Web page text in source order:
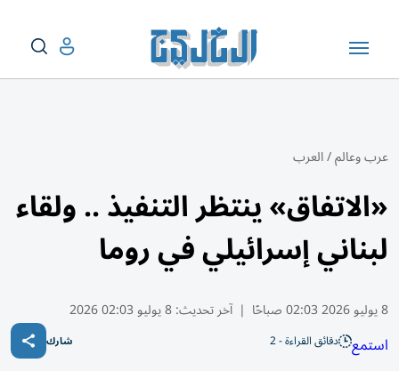
عرب وعالم/العرب
«الاتفاق» ينتظر التنفيذ .. ولقاء
لبناني إسرائيلي في روما
8 يوليو 2026 02:03 صباحًا | آخر تحديث:8 يوليو 02:03 2026
استمع دقائق القراءة - 2 شارك